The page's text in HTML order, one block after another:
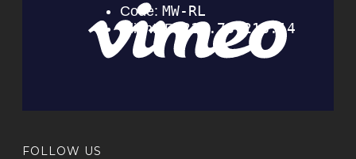
FOLLOW US